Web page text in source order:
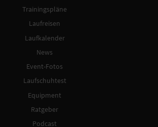
Trainingspläne
Laufreisen
Laufkalender
News
Event-Fotos
Laufschuhtest
Equipment
Ratgeber
Podcast